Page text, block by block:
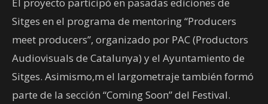
El proyecto participó en pasadas ediciones de
Sitges en el programa de mentoring “Producers
meet producers”, organizado por PAC (Productors
Audiovisuals de Catalunya) y el Ayuntamiento de
Sitges. Asimismo,m el largometraje también formó
parte de la sección “Coming Soon” del Festival.